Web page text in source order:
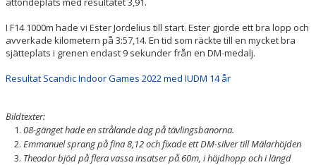
I F14 1000m hade vi Ester Jordelius till start. Ester gjorde ett bra lopp och
avverkade kilometern på 3:57,14. En tid som räckte till en mycket bra
sjätteplats i grenen endast 9 sekunder från en DM-medalj.
Resultat Scandic Indoor Games 2022 med IUDM 14 år
Bildtexter:
08-gänget hade en strålande dag på tävlingsbanorna.
Emmanuel sprang på fina 8,12 och fixade ett DM-silver till Mälarhöjden
Theodor bjöd på flera vassa insatser på 60m, i höjdhopp och i längd